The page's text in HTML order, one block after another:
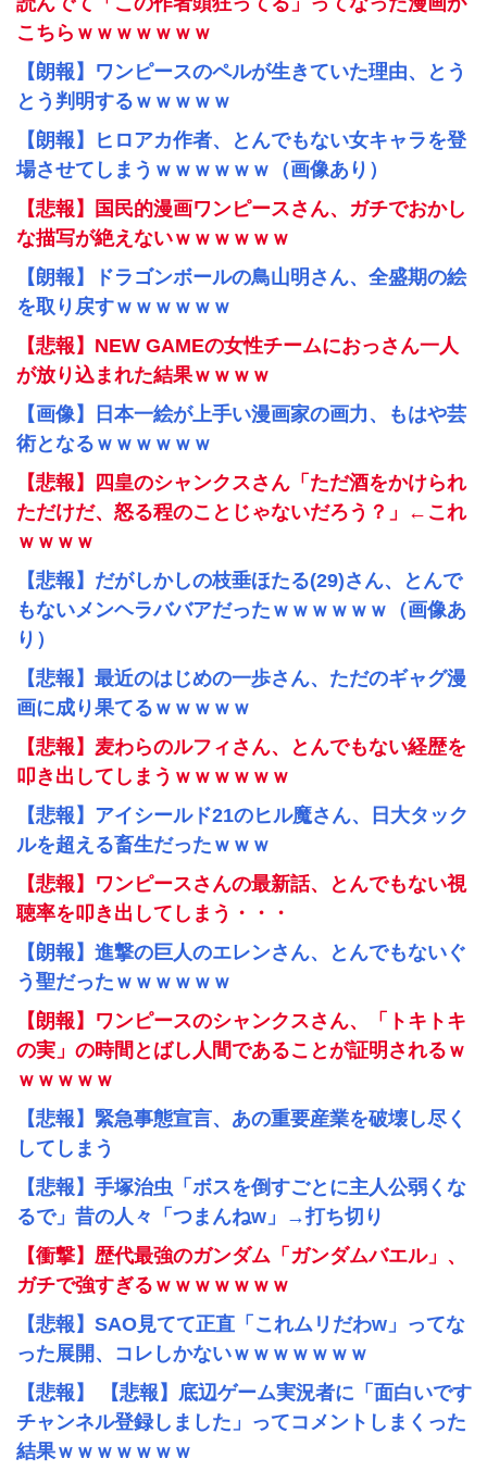
こちらｗｗｗｗｗｗｗ
【朗報】ワンピースのペルが生きていた理由、とう
とう判明するｗｗｗｗｗ
【朗報】ヒロアカ作者、とんでもない女キャラを登
場させてしまうｗｗｗｗｗｗ（画像あり）
【悲報】国民的漫画ワンピースさん、ガチでおかし
な描写が絶えないｗｗｗｗｗｗ
【朗報】ドラゴンボールの鳥山明さん、全盛期の絵
を取り戻すｗｗｗｗｗｗ
【悲報】NEW GAMEの女性チームにおっさん一人
が放り込まれた結果ｗｗｗｗ
【画像】日本一絵が上手い漫画家の画力、もはや芸
術となるｗｗｗｗｗｗ
【悲報】四皇のシャンクスさん「ただ酒をかけられ
ただけだ、怒る程のことじゃないだろう？」←これ
ｗｗｗｗ
【悲報】だがしかしの枝垂ほたる(29)さん、とんで
もないメンヘラババアだったｗｗｗｗｗｗ（画像あ
り）
【悲報】最近のはじめの一歩さん、ただのギャグ漫
画に成り果てるｗｗｗｗｗ
【悲報】麦わらのルフィさん、とんでもない経歴を
叩き出してしまうｗｗｗｗｗｗ
【悲報】アイシールド21のヒル魔さん、日大タック
ルを超える畜生だったｗｗｗ
【悲報】ワンピースさんの最新話、とんでもない視
聴率を叩き出してしまう・・・
【朗報】進撃の巨人のエレンさん、とんでもないぐ
う聖だったｗｗｗｗｗｗ
【朗報】ワンピースのシャンクスさん、「トキトキ
の実」の時間とばし人間であることが証明されるｗ
ｗｗｗｗｗ
【悲報】緊急事態宣言、あの重要産業を破壊し尽く
してしまう
【悲報】手塚治虫「ボスを倒すごとに主人公弱くな
るで」昔の人々「つまんねw」→打ち切り
【衝撃】歴代最強のガンダム「ガンダムバエル」、
ガチで強すぎるｗｗｗｗｗｗｗ
【悲報】SAO見てて正直「これムリだわw」ってな
った展開、コレしかないｗｗｗｗｗｗｗ
【悲報】 【悲報】底辺ゲーム実況者に「面白いです
チャンネル登録しました」ってコメントしまくった
結果ｗｗｗｗｗｗｗ